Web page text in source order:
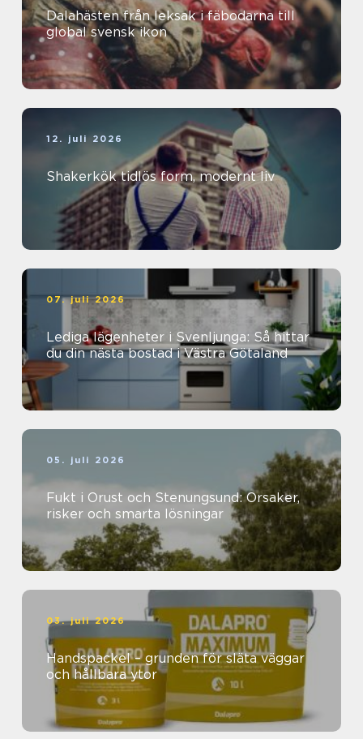
Dalahästen från leksak i fäbodarna till
global svensk ikon
12. juli 2026
Shakerkök tidlös form, modernt liv
07. juli 2026
Lediga lägenheter i Svenljunga: Så hittar
du din nästa bostad i Västra Götaland
05. juli 2026
Fukt i Orust och Stenungsund: Orsaker,
risker och smarta lösningar
03. juli 2026
Handspackel – grunden för släta väggar
och hållbara ytor